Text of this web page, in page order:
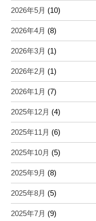
2026年5月 (10)
2026年4月 (8)
2026年3月 (1)
2026年2月 (1)
2026年1月 (7)
2025年12月 (4)
2025年11月 (6)
2025年10月 (5)
2025年9月 (8)
2025年8月 (5)
2025年7月 (9)